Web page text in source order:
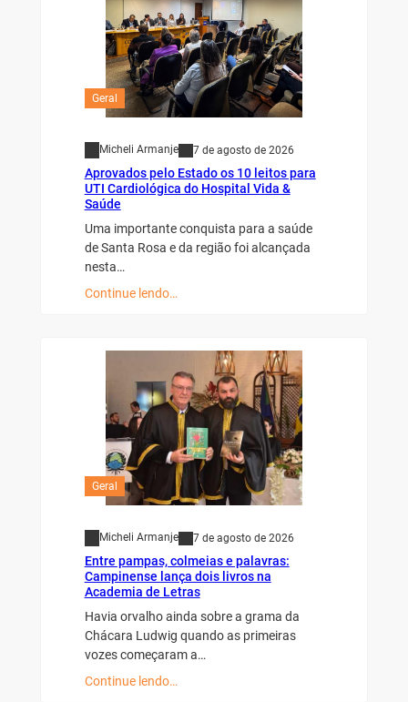
Geral
Micheli Armanje 7 de agosto de 2026
Aprovados pelo Estado os 10 leitos para
UTI Cardiológica do Hospital Vida &
Saúde
Uma importante conquista para a saúde
de Santa Rosa e da região foi alcançada
nesta…
Continue lendo…
Geral
Micheli Armanje 7 de agosto de 2026
Entre pampas, colmeias e palavras:
Campinense lança dois livros na
Academia de Letras
Havia orvalho ainda sobre a grama da
Chácara Ludwig quando as primeiras
vozes começaram a…
Continue lendo…